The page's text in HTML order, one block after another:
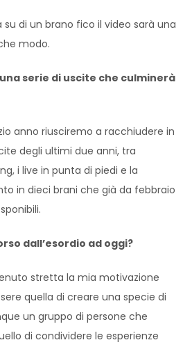
su di un brano fico il video sarà una
modo.
serie di uscite che culminerà
anno riusciremo a racchiudere in
degli ultimi due anni, tra
i live in punta di piedi e la
in dieci brani che già da febbraio
dall’esordio ad oggi?
stretta la mia motivazione
quella di creare una specie di
un gruppo di persone che
di condividere le esperienze